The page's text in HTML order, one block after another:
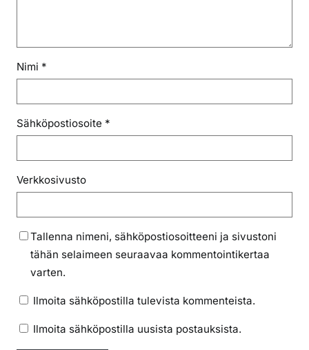
Nimi *
Sähköpostiosoite *
Verkkosivusto
Tallenna nimeni, sähköpostiosoitteeni ja sivustoni
tähän selaimeen seuraavaa kommentointikertaa
varten.
Ilmoita sähköpostilla tulevista kommenteista.
Ilmoita sähköpostilla uusista postauksista.